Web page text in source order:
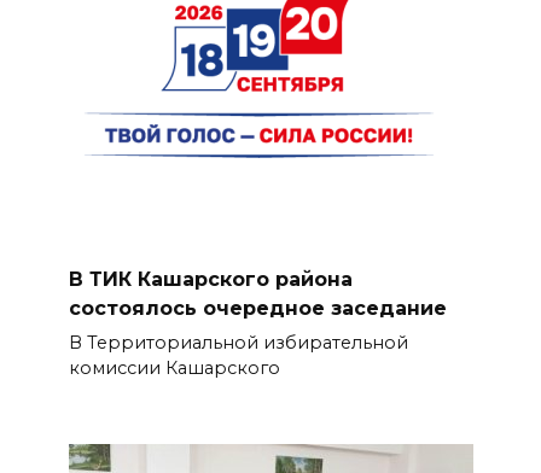
В ТИК Кашарского района
состоялось очередное заседание
В Территориальной избирательной
комиссии Кашарского